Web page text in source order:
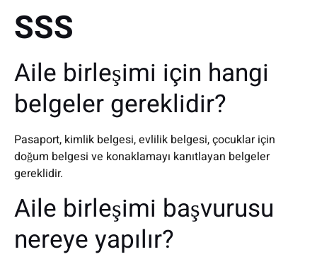
SSS
Aile birleşimi için hangi
belgeler gereklidir?
Pasaport, kimlik belgesi, evlilik belgesi, çocuklar için
doğum belgesi ve konaklamayı kanıtlayan belgeler
gereklidir.
Aile birleşimi başvurusu
nereye yapılır?